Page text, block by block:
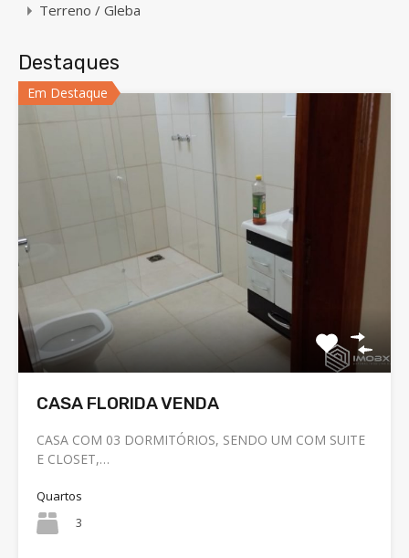
Terreno / Gleba
Destaques
Em Destaque
CASA FLORIDA VENDA
CASA COM 03 DORMITÓRIOS, SENDO UM COM SUITE
E CLOSET,…
Quartos
3